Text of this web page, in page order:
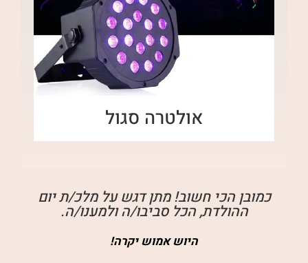
אולטרה סגול
כמובן הכי חשוב! מתן דגש על מלכ/ת יום
ההולדת, הכל סביבו/ה ולמענו/ה.
היוש אמוש יקרה!